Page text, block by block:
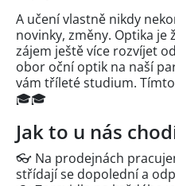
A učení vlastně nikdy
novinky, změny. Optika
zájem ještě více rozvíjet
obor oční optik na naší
vám tříleté studium.
🎓🎓
Jak to u nás
👓 Na prodejnách
střídají se dopolední a